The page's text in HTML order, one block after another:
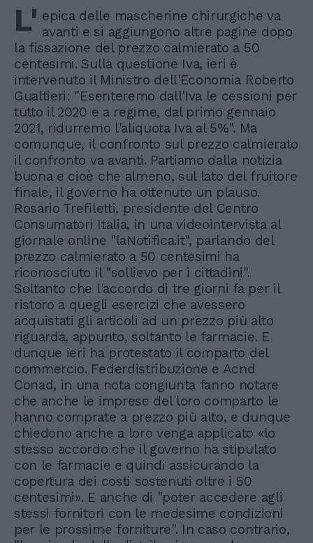
L' epica delle mascherine chirurgiche va
avanti e si aggiungono altre pagine dopo
la fissazione del prezzo calmierato a 50
centesimi. Sulla questione Iva, ieri è
intervenuto il Ministro dell'Economia Roberto
Gualtieri: "Esenteremo dall'Iva le cessioni per
tutto il 2020 e a regime, dal primo gennaio
2021, ridurremo l'aliquota Iva al 5%". Ma
comunque, il confronto sul prezzo calmierato
il confronto va avanti. Partiamo dalla notizia
buona e cioè che almeno, sul lato del fruitore
finale, il governo ha ottenuto un plauso.
Rosario Trefiletti, presidente del Centro
Consumatori Italia, in una videointervista al
giornale online "laNotifica.it", parlando del
prezzo calmierato a 50 centesimi ha
riconosciuto il "sollievo per i cittadini".
Soltanto che l'accordo di tre giorni fa per il
ristoro a quegli esercizi che avessero
acquistati gli articoli ad un prezzo più alto
riguarda, appunto, soltanto le farmacie. E
dunque ieri ha protestato il comparto del
commercio. Federdistribuzione e Acnd
Conad, in una nota congiunta fanno notare
che anche le imprese del loro comparto le
hanno comprate a prezzo più alto, e dunque
chiedono anche a loro venga applicato «lo
stesso accordo che il governo ha stipulato
con le farmacie e quindi assicurando la
copertura dei costi sostenuti oltre i 50
centesimi». E anche di "poter accedere agli
stessi fornitori con le medesime condizioni
per le prossime forniture". In caso contrario,